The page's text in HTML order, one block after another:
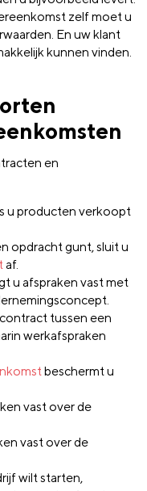
zelf moet u
En uw klant
kunnen vinden.
en
u producten verkoopt
opdracht gunt, sluit u
af.
u afspraken vast met
tussen een
werkafspraken
beschermt u
vast over de
vast over de
wilt starten,